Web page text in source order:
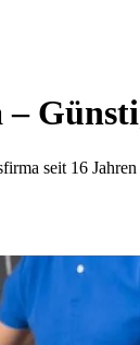
seit 16